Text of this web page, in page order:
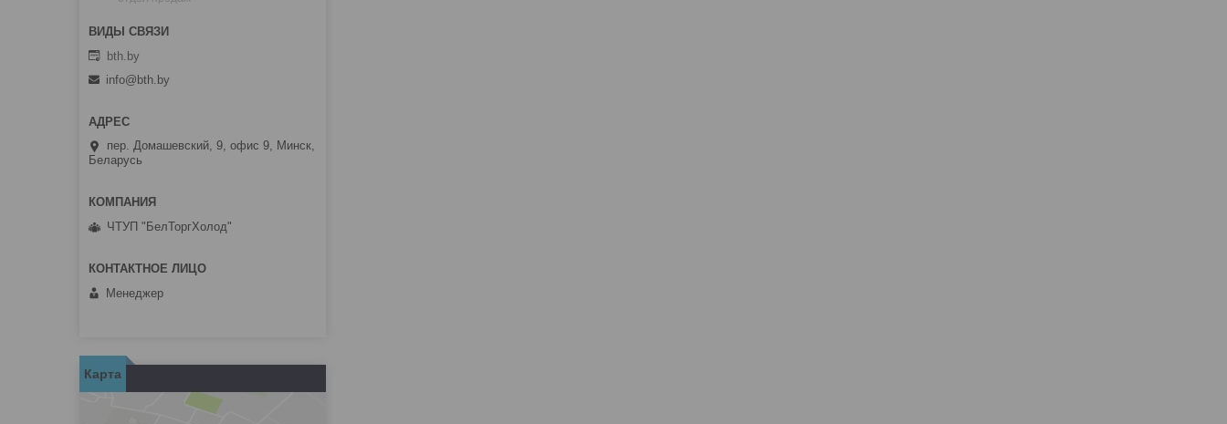
bth.by
info@bth.by
пер. Домашевский, 9, офис 9, Минск,
Беларусь
ЧТУП "БелТоргХолод"
Менеджер
Карта